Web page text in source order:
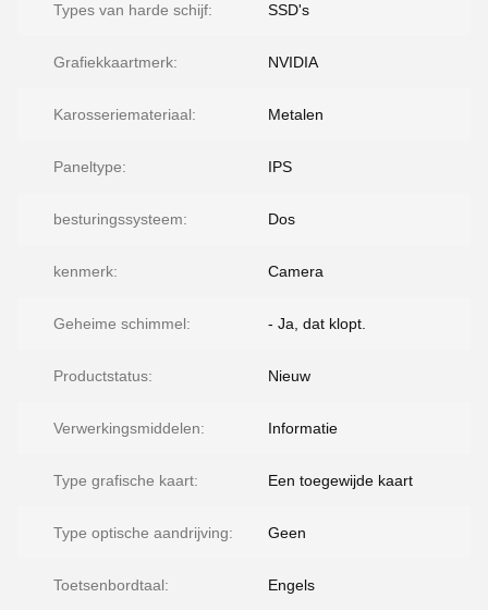
Types van harde schijf: SSD's
Grafiekkaartmerk: NVIDIA
Karosseriemateriaal: Metalen
Paneltype: IPS
besturingssysteem: Dos
kenmerk: Camera
Geheime schimmel: - Ja, dat klopt.
Productstatus: Nieuw
Verwerkingsmiddelen: Informatie
Type grafische kaart: Een toegewijde kaart
Type optische aandrijving: Geen
Toetsenbordtaal: Engels